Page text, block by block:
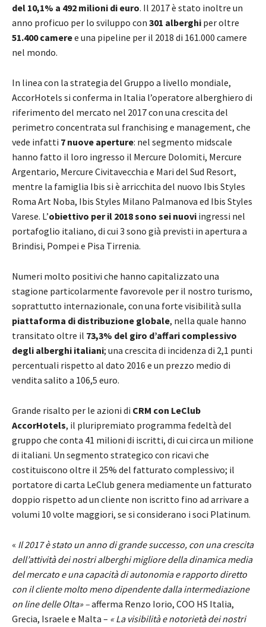
del 10,1% a 492 milioni di euro. Il 2017 è stato inoltre un
anno proficuo per lo sviluppo con 301 alberghi per oltre
51.400 cameree una pipeline per il 2018 di 161.000 camere
nel mondo.
In linea con la strategia del Gruppo a livello mondiale,
AccorHotels si conferma in Italia l’operatore alberghiero di
riferimento del mercato nel 2017 con una crescita del
perimetro concentrata sul franchising e management, che
vede infatti 7 nuove aperture: nel segmento midscale
hanno fatto il loro ingresso il Mercure Dolomiti, Mercure
Argentario, Mercure Civitavecchia e Mari del Sud Resort,
mentre la famiglia Ibis si è arricchita del nuovo Ibis Styles
Roma Art Noba, Ibis Styles Milano Palmanova ed Ibis Styles
Varese. L’obiettivo per il 2018 sono sei nuovi ingressi nel
portafoglio italiano, di cui 3 sono già previsti in apertura a
Brindisi, Pompei e Pisa Tirrenia.
Numeri molto positivi che hanno capitalizzato una
stagione particolarmente favorevole per il nostro turismo,
soprattutto internazionale, con una forte visibilità sulla
piattaforma di distribuzione globale, nella quale hanno
transitato oltre il 73,3% del giro d’affari complessivo
degli alberghi italiani; una crescita di incidenza di 2,1 punti
percentuali rispetto al dato 2016 e un prezzo medio di
vendita salito a 106,5 euro.
Grande risalto per le azioni di CRM con LeClub
AccorHotels, il pluripremiato programma fedeltà del
gruppo che conta 41 milioni di iscritti, di cui circa un milione
di italiani. Un segmento strategico con ricavi che
costituiscono oltre il 25% del fatturato complessivo; il
portatore di carta LeClub genera mediamente un fatturato
doppio rispetto ad un cliente non iscritto fino ad arrivare a
volumi 10 volte maggiori, se si considerano i soci Platinum.
« Il 2017 è stato un anno di grande successo, con una crescita
dell’attività dei nostri alberghi migliore della dinamica media
del mercato e una capacità di autonomia e rapporto diretto
con il cliente molto meno dipendente dalla intermediazione
on line delle Olta» –afferma Renzo Iorio, COO HS Italia,
Grecia, Israele e Malta – « La visibilità e notorietà dei nostri